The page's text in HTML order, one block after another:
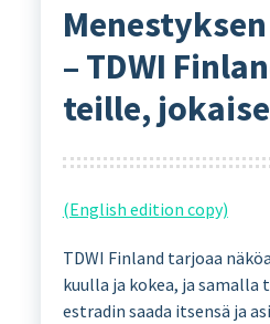
– TDWI
teille,
(English edition copy)
TDWI Finland tarjoaa
kuulla ja kokea, ja
estradin saada itsensä ja